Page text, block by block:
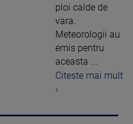
ploi calde de
vara.
Meteorologii au
emis pentru
aceasta ...
Citeste mai mult
›